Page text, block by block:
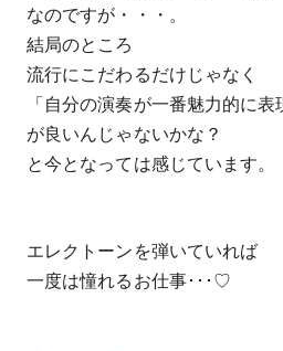
なのですが・・・。
結局のところ
流行にこだわるだけじゃなく
「自分の演奏が一番魅力的に表
が良いんじゃないかな？
と今となっては感じています。
エレクトーンを弾いていれば
一度は憧れるお仕事･･･♡